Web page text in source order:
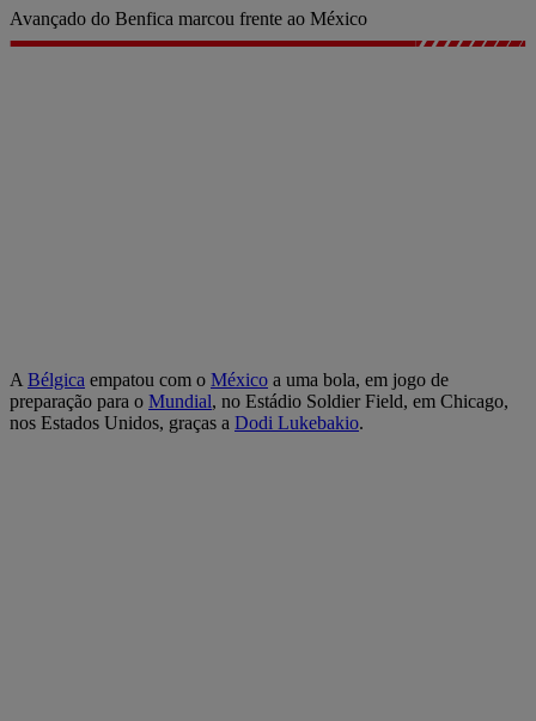
Avançado do Benfica marcou frente ao México
A Bélgica empatou com o México a uma bola, em jogo de
preparação para o Mundial, no Estádio Soldier Field, em Chicago,
nos Estados Unidos, graças a Dodi Lukebakio.